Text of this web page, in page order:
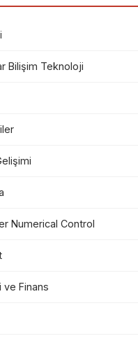
Bilişim Teknoloji
Numerical Control
ve Finans